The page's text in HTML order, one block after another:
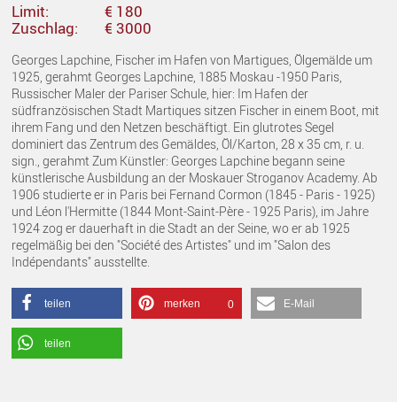
Limit:
€ 180
Zuschlag:
€ 3000
Georges Lapchine, Fischer im Hafen von Martigues, Ölgemälde um
1925, gerahmt Georges Lapchine, 1885 Moskau -1950 Paris,
Russischer Maler der Pariser Schule, hier: Im Hafen der
südfranzösischen Stadt Martiques sitzen Fischer in einem Boot, mit
ihrem Fang und den Netzen beschäftigt. Ein glutrotes Segel
dominiert das Zentrum des Gemäldes, Öl/Karton, 28 x 35 cm, r. u.
sign., gerahmt Zum Künstler: Georges Lapchine begann seine
künstlerische Ausbildung an der Moskauer Stroganov Academy. Ab
1906 studierte er in Paris bei Fernand Cormon (1845 - Paris - 1925)
und Léon l'Hermitte (1844 Mont-Saint-Père - 1925 Paris), im Jahre
1924 zog er dauerhaft in die Stadt an der Seine, wo er ab 1925
regelmäßig bei den "Société des Artistes" und im "Salon des
Indépendants" ausstellte.
teilen merken 0 E-Mail
teilen